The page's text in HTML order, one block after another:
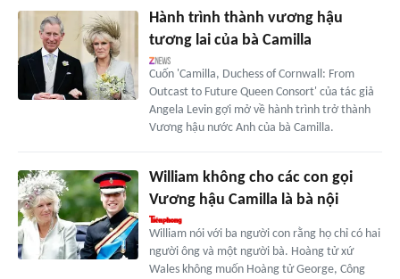
Hành trình thành vương hậu
tương lai của bà Camilla
Cuốn 'Camilla, Duchess of Cornwall: From
Outcast to Future Queen Consort' của tác giả
Angela Levin gợi mở về hành trình trở thành
Vương hậu nước Anh của bà Camilla.
William không cho các con gọi
Vương hậu Camilla là bà nội
William nói với ba người con rằng họ chỉ có hai
người ông và một người bà. Hoàng tử xứ
Wales không muốn Hoàng tử George, Công